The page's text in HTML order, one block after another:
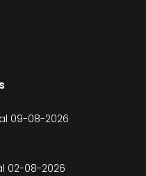
09-08-2026
02-08-2026